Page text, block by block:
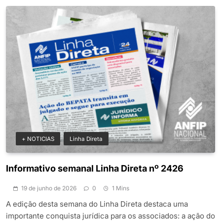
+ NOTICIAS Linha Direta
Informativo semanal Linha Direta nº 2426
19 de junho de 2026 0 1 Mins
A edição desta semana do Linha Direta destaca uma
importante conquista jurídica para os associados: a ação do